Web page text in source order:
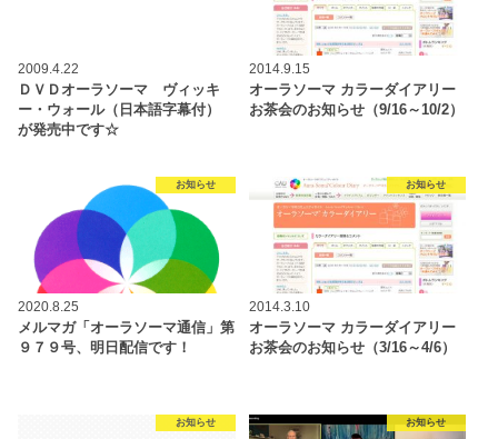
2009.4.22
ＤＶＤオーラソーマ ヴィッキ
ー・ウォール（日本語字幕付）
が発売中です☆
2014.9.15
オーラソーマ カラーダイアリー
お茶会のお知らせ（9/16～10/2）
お知らせ
2020.8.25
メルマガ「オーラソーマ通信」第
９７９号、明日配信です！
お知らせ
2014.3.10
オーラソーマ カラーダイアリー
お茶会のお知らせ（3/16～4/6）
お知らせ お知らせ